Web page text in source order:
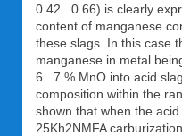
0.42...0.66) is clearly
content of manganese
these slags. In this case
manganese in metal
6...7 % MnO into acid
composition within the
shown that when the
25Kh2NMFA